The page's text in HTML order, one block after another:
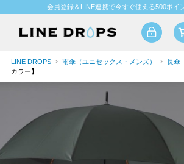
会員登録＆LINE連携で今すぐ使える500ポイ
LINE DROPS 雨傘（ユニセックス・メンズ） 長傘
カラー】